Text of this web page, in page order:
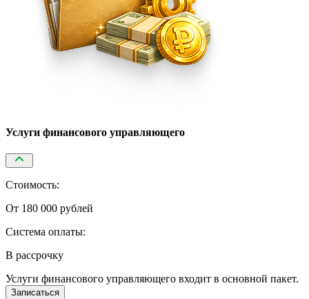
Услуги финансового управляющего
Стоимость:
От 180 000 рублей
Система оплаты:
В рассрочку
Услуги финансового управляющего входит в основной пакет.
Записаться